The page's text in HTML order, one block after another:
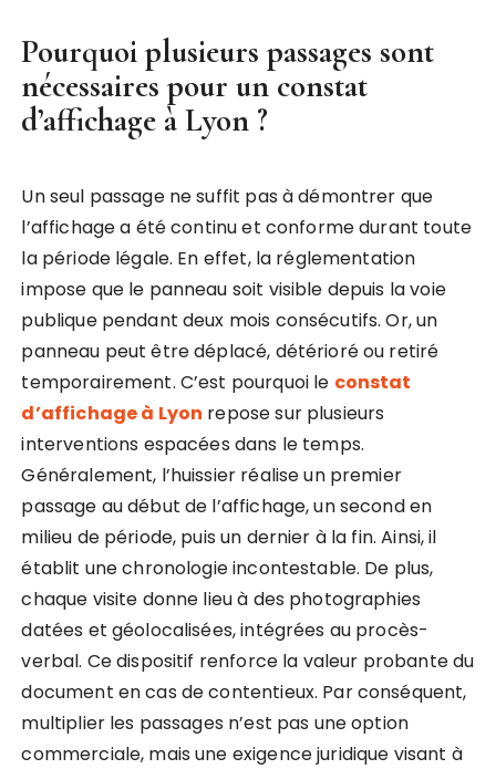
Pourquoi plusieurs passages sont
nécessaires pour un constat
d’affichage à Lyon ?
Un seul passage ne suffit pas à démontrer que
l’affichage a été continu et conforme durant toute
la période légale. En effet, la réglementation
impose que le panneau soit visible depuis la voie
publique pendant deux mois consécutifs. Or, un
panneau peut être déplacé, détérioré ou retiré
temporairement. C’est pourquoi le constat
d’affichage à Lyon repose sur plusieurs
interventions espacées dans le temps.
Généralement, l’huissier réalise un premier
passage au début de l’affichage, un second en
milieu de période, puis un dernier à la fin. Ainsi, il
établit une chronologie incontestable. De plus,
chaque visite donne lieu à des photographies
datées et géolocalisées, intégrées au procès-
verbal. Ce dispositif renforce la valeur probante du
document en cas de contentieux. Par conséquent,
multiplier les passages n’est pas une option
commerciale, mais une exigence juridique visant à